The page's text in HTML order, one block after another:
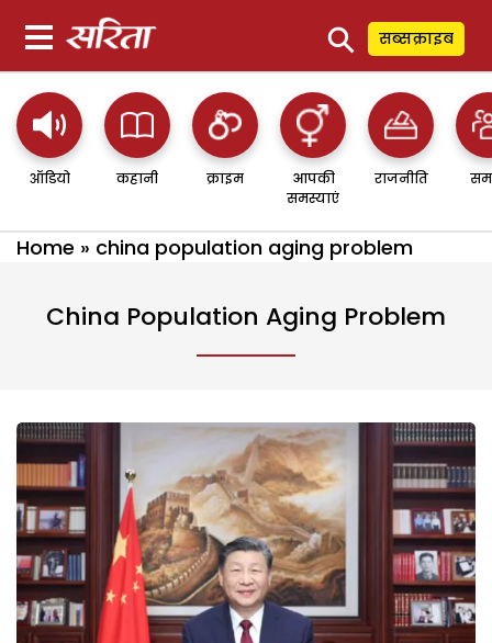
⚲ सब्सक्राइब
ऑडियो कहानी क्राइम
आपकी
समस्याएं
राजनीति
Home » china population aging problem
China Population Aging Problem